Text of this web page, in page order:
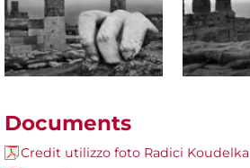
Documents
Credit utilizzo foto Radici Koudelka